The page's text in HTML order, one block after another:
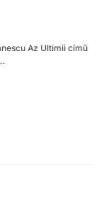
Ultimii című